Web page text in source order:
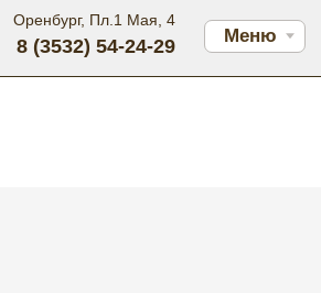
Меню
Пл.1 Мая, 4
54-24-29